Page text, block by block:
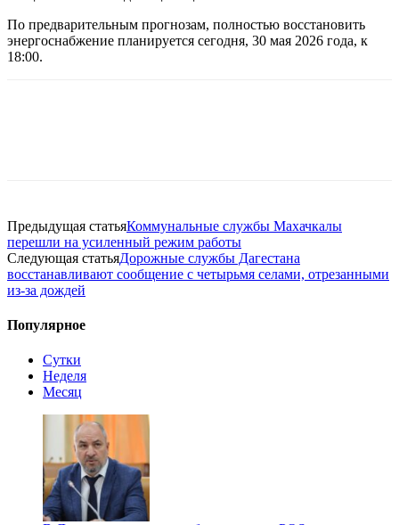
По предварительным прогнозам, полностью восстановить
энергоснабжение планируется сегодня, 30 мая 2026 года, к
18:00.
Предыдущая статьяКоммунальные службы Махачкалы
перешли на усиленный режим работы
Следующая статьяДорожные службы Дагестана
восстанавливают сообщение с четырьмя селами, отрезанными
из-за дождей
Популярное
Сутки
Неделя
Месяц